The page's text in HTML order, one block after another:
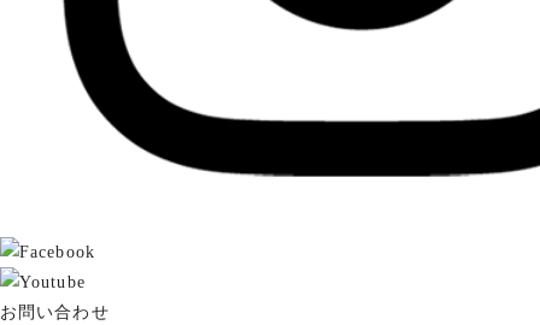
お問い合わせ